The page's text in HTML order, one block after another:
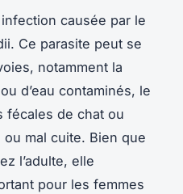
causée par le
. Ce parasite peut se
notamment la
d’eau contaminés, le
fécales de chat ou
ou mal cuite. Bien que
l’adulte, elle
pour les femmes